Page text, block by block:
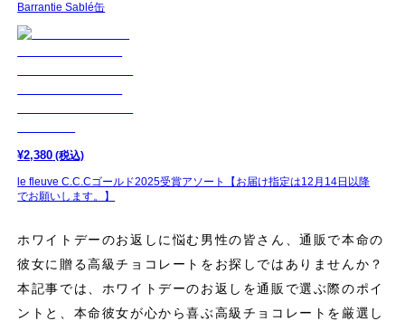
Barrantie Sablé缶
¥2,380 (税込)
le fleuve C.C.Cゴールド2025受賞アソート【お届け指定は12月14日以降
でお願いします。】
ホワイトデーのお返しに悩む男性の皆さん、通販で本命の
彼女に贈る高級チョコレートをお探しではありませんか？
本記事では、ホワイトデーのお返しを通販で選ぶ際のポイ
ントと、本命彼女が心から喜ぶ高級チョコレートを厳選し